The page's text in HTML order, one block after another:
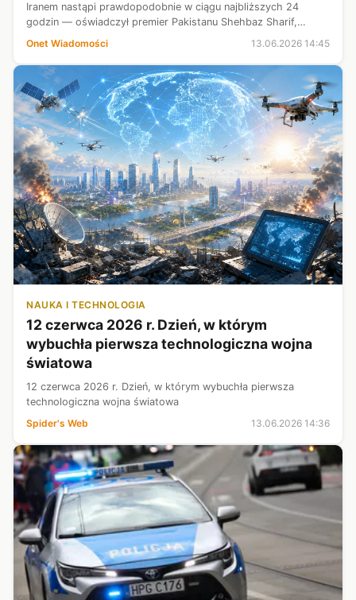
Iranem nastąpi prawdopodobnie w ciągu najbliższych 24
godzin — oświadczył premier Pakistanu Shehbaz Sharif,
cytowany przez agencję Reutera. USA oraz Iran do tej pory nie
Onet Wiadomości 13.06.2026 14:45
NAUKA I TECHNOLOGIA
12 czerwca 2026 r. Dzień, w którym
wybuchła pierwsza technologiczna wojna
światowa
12 czerwca 2026 r. Dzień, w którym wybuchła pierwsza
technologiczna wojna światowa
Spider's Web
13.06.2026 14:36